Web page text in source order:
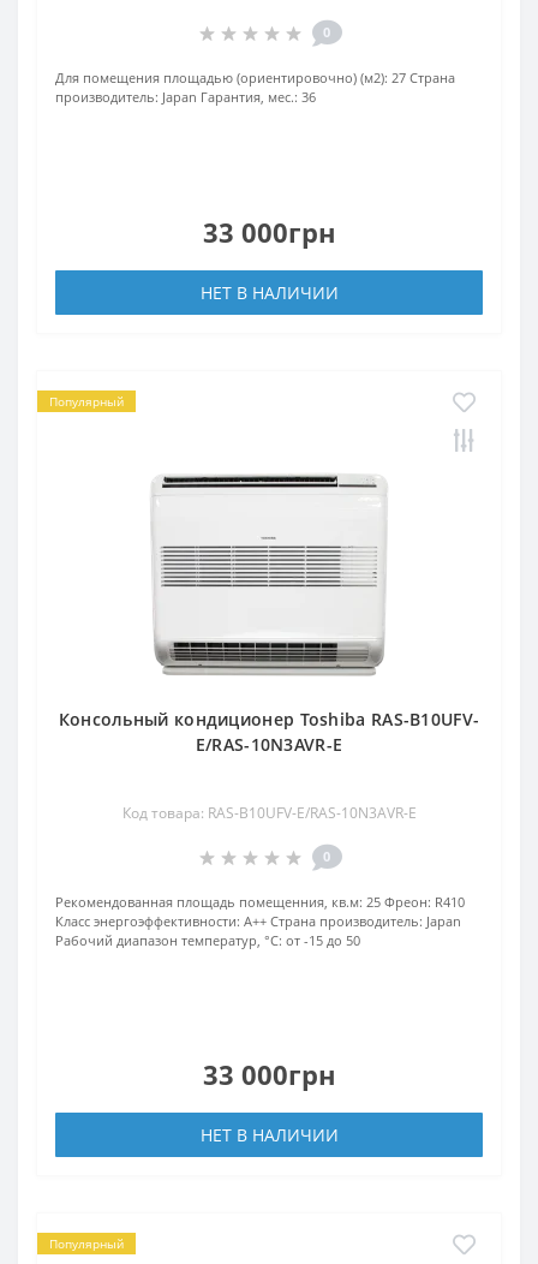
0
Для помещения площадью (ориентировочно) (м2): 27 Страна
производитель: Japan Гарантия, мес.: 36
33 000грн
НЕТ В НАЛИЧИИ
Популярный
Консольный кондиционер Toshiba RAS-B10UFV-
E/RAS-10N3AVR-E
Код товара: RAS-B10UFV-E/RAS-10N3AVR-E
0
Рекомендованная площадь помещенния, кв.м: 25 Фреон: R410
Класс энергоэффективности: A++ Страна производитель: Japan
Рабочий диапазон температур, °С: от -15 до 50
33 000грн
НЕТ В НАЛИЧИИ
Популярный